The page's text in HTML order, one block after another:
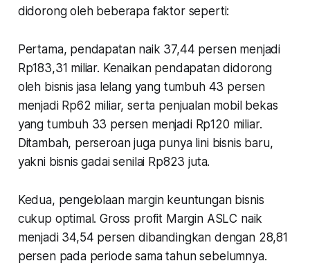
didorong oleh beberapa faktor seperti:
Pertama, pendapatan naik 37,44 persen menjadi
Rp183,31 miliar. Kenaikan pendapatan didorong
oleh bisnis jasa lelang yang tumbuh 43 persen
menjadi Rp62 miliar, serta penjualan mobil bekas
yang tumbuh 33 persen menjadi Rp120 miliar.
Ditambah, perseroan juga punya lini bisnis baru,
yakni bisnis gadai senilai Rp823 juta.
Kedua, pengelolaan margin keuntungan bisnis
cukup optimal. Gross profit Margin ASLC naik
menjadi 34,54 persen dibandingkan dengan 28,81
persen pada periode sama tahun sebelumnya.